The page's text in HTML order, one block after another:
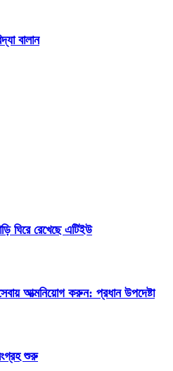
বালান
ঘিরে রেখেছে এটিইউ
আত্মনিয়োগ করুন: প্রধান উপদেষ্টা
শুরু